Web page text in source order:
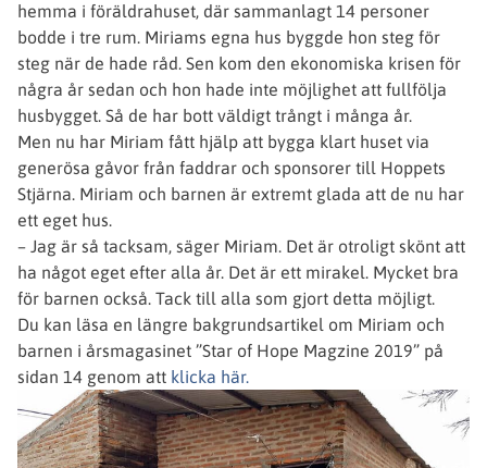
hemma i föräldrahuset, där sammanlagt 14 personer
bodde i tre rum. Miriams egna hus byggde hon steg för
steg när de hade råd. Sen kom den ekonomiska krisen för
några år sedan och hon hade inte möjlighet att fullfölja
husbygget. Så de har bott väldigt trångt i många år.
Men nu har Miriam fått hjälp att bygga klart huset via
generösa gåvor från faddrar och sponsorer till Hoppets
Stjärna. Miriam och barnen är extremt glada att de nu har
ett eget hus.
– Jag är så tacksam, säger Miriam. Det är otroligt skönt att
ha något eget efter alla år. Det är ett mirakel. Mycket bra
för barnen också. Tack till alla som gjort detta möjligt.
Du kan läsa en längre bakgrundsartikel om Miriam och
barnen i årsmagasinet ”Star of Hope Magzine 2019” på
sidan 14 genom att klicka här.